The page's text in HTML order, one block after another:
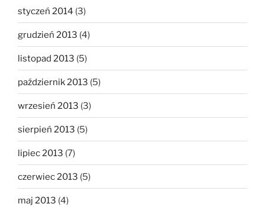
styczeń 2014 (3)
grudzień 2013 (4)
listopad 2013 (5)
październik 2013 (5)
wrzesień 2013 (3)
sierpień 2013 (5)
lipiec 2013 (7)
czerwiec 2013 (5)
maj 2013 (4)